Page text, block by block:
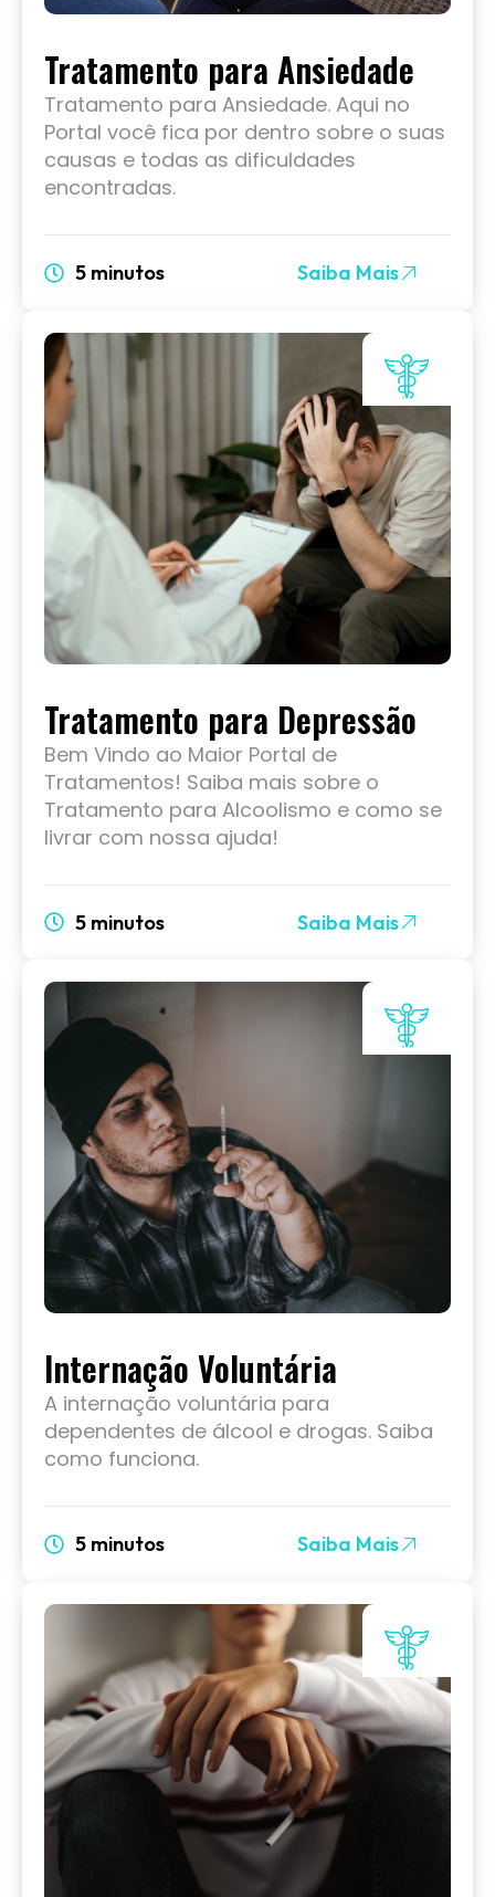
Tratamento para Ansiedade
Tratamento para Ansiedade. Aqui no
Portal você fica por dentro sobre o suas
causas e todas as dificuldades
encontradas.
5 minutos Saiba Mais
Tratamento para Depressão
Bem Vindo ao Maior Portal de
Tratamentos! Saiba mais sobre o
Tratamento para Alcoolismo e como se
livrar com nossa ajuda!
5 minutos Saiba Mais
Internação Voluntária
A internação voluntária para
dependentes de álcool e drogas. Saiba
como funciona.
5 minutos Saiba Mais